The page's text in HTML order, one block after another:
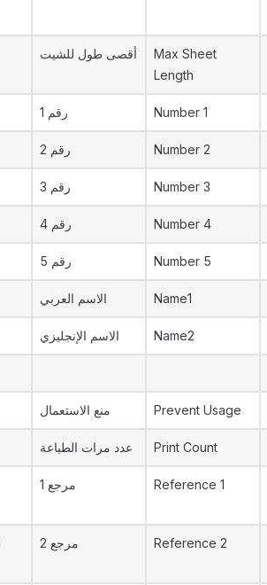
أقصى طول للشيت
Max Sheet
Length
رقم 1 Number 1
رقم 2 Number 2
رقم 3 Number 3
رقم 4 Number 4
رقم 5 Number 5
الاسم العربي Name1
الاسم الإنجليزي Name2
منع الاستعمال Prevent Usage
عدد مرات الطباعة Print Count
مرجع 1 Reference 1
مرجع 2 Reference 2